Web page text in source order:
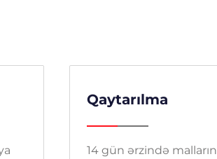
Qaytarılma
14 gün ərzində malların